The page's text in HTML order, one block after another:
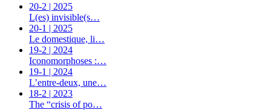
20-2 | 2025
L(es) invisible(s…
20-1 | 2025
Le domestique, li…
19-2 | 2024
Iconomorphoses :…
19-1 | 2024
L’entre-deux, une…
18-2 | 2023
The “crisis of po…